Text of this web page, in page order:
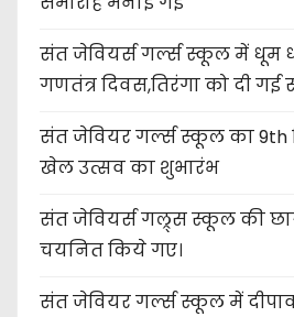
संत जेवियर्स गर्ल्स स्कूल में धूम
गणतंत्र दिवस,तिरंगा को दी गई
संत जेवियर गर्ल्स स्कूल का 9th
खेल उत्सव का शुभारंभ
संत जेवियर्स गल्र्स स्कूल की
चयनित किये गए।
संत जेवियर गर्ल्स स्कूल में